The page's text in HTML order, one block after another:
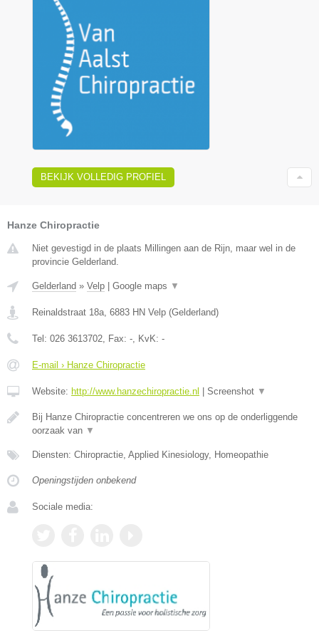
BEKIJK VOLLEDIG PROFIEL
Hanze Chiropractie
Niet gevestigd in de plaats Millingen aan de Rijn, maar wel in de
provincie Gelderland.
Gelderland » Velp | Google maps ▼
Reinaldstraat 18a 6883 HN Velp (Gelderland)
Tel: 026 3613702 , Fax: - , KvK: -
E-mail › Hanze Chiropractie
Website: http://www.hanzechiropractie.nl | Screenshot ▼
Bij Hanze Chiropractie concentreren we ons op de onderliggende
oorzaak van ▼
Diensten: Chiropractie, Applied Kinesiology, Homeopathie
Openingstijden onbekend
Sociale media: